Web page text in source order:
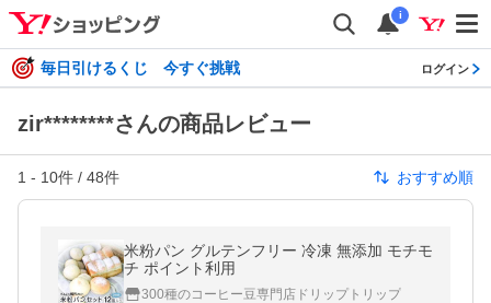
i
毎日引けるくじ 今すぐ挑戦 ログイン
zir********さんの商品レビュー
1 - 10件 / 48件 おすすめ順
米粉パン グルテンフリー 冷凍 無添加 モチモ
チ ポイント利用
300種のコーヒー豆専門店ドリップトリップ